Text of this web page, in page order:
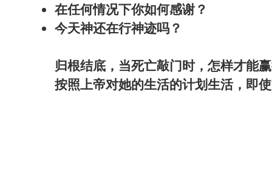
在任何情况下你如何感谢？
今天神还在行神迹吗？
归根结底，当死亡敲门时，怎样才能
按照上帝对她的生活的计划生活，即